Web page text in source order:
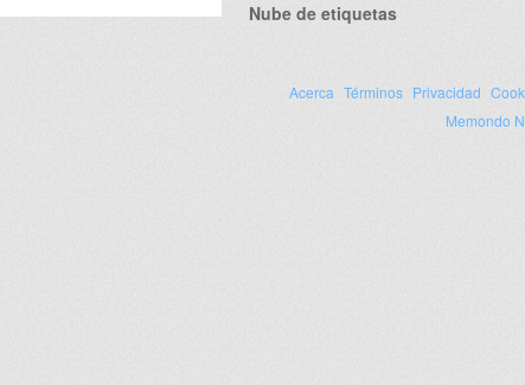
Nube de etiquetas
Acerca Términos Privacidad
Memondo